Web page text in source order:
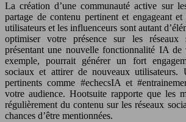
La création d’une communauté active sur
partage de contenu pertinent et engageant
utilisateurs et les influenceurs sont autant
optimiser votre présence sur les réseaux
présentant une nouvelle fonctionnalité IA de
exemple, pourrait générer un fort
sociaux et attirer de nouveaux utilisateurs.
pertinents comme #echecsIA et
votre audience. Hootsuite rapporte que les
régulièrement du contenu sur les réseaux
chances d’être mentionnées.